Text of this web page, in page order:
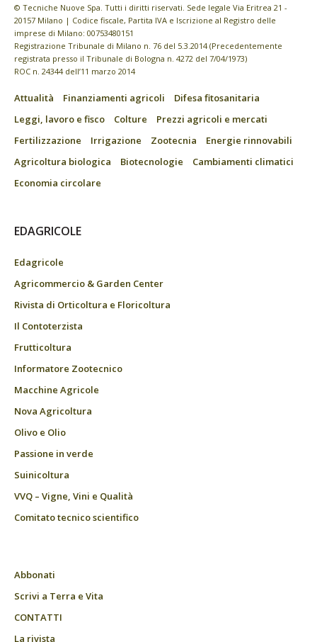
© Tecniche Nuove Spa. Tutti i diritti riservati. Sede legale Via Eritrea 21 -
20157 Milano | Codice fiscale, Partita IVA e Iscrizione al Registro delle
imprese di Milano: 00753480151
Registrazione Tribunale di Milano n. 76 del 5.3.2014 (Precedentemente
registrata presso il Tribunale di Bologna n. 4272 del 7/04/1973)
ROC n. 24344 dell’11 marzo 2014
Attualità Finanziamenti agricoli
Difesa fitosanitaria
Leggi, lavoro e fisco
Colture
Prezzi agricoli e mercati
Fertilizzazione
Irrigazione Zootecnia
Energie rinnovabili
Agricoltura biologica
Biotecnologie
Cambiamenti climatici
Economia circolare
EDAGRICOLE
Edagricole
Agricommercio & Garden Center
Rivista di Orticoltura e Floricoltura
Il Contoterzista
Frutticoltura
Informatore Zootecnico
Macchine Agricole
Nova Agricoltura
Olivo e Olio
Passione in verde
Suinicoltura
VVQ – Vigne, Vini e Qualità
Comitato tecnico scientifico
Abbonati
Scrivi a Terra e Vita
CONTATTI
La rivista